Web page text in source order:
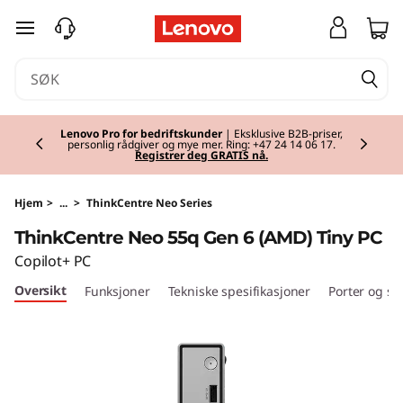
T
k
C
e
n
gå til hovedinnhold
Lenovo Pro for bedriftskunder| Eksklusive B2B-priser,
personlig rådgiver og mye mer. Ring: +47 24 14 06 17.
Registrer deg GRATIS nå.
Currently displaying item 2 of 2
Hjem > ... > ThinkCentre Neo Series
ThinkCentre Neo 55q Gen 6 (AMD) Tiny PC
Copilot+ PC
Oversikt Funksjoner Tekniske spesifikasjoner Porter og